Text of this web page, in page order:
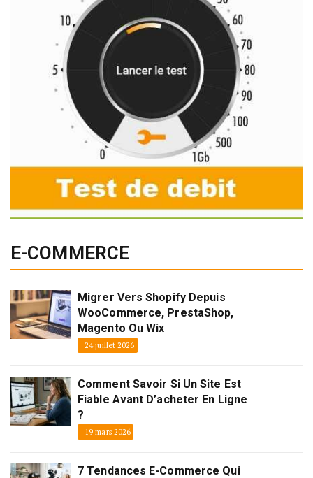
E-COMMERCE
Migrer Vers Shopify Depuis
WooCommerce, PrestaShop,
Magento Ou Wix
24 juillet 2026
Comment Savoir Si Un Site Est
Fiable Avant D’acheter En Ligne
?
19 mars 2026
7 Tendances E-Commerce Qui